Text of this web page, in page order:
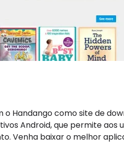
o Handango como site de
Android, que permite aos
Venha baixar o melhor